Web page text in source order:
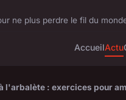
ne plus perdre le fil du
AccueilActu
l'arbalète : exercices pour